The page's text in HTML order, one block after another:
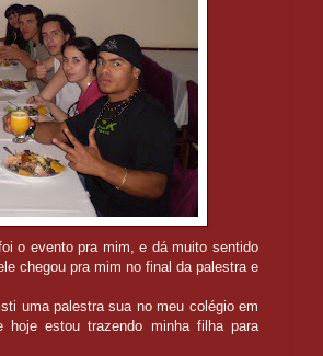
o evento pra mim, e dá muito sentido
chegou pra mim no final da palestra e
uma palestra sua no meu colégio em
estou trazendo minha filha para